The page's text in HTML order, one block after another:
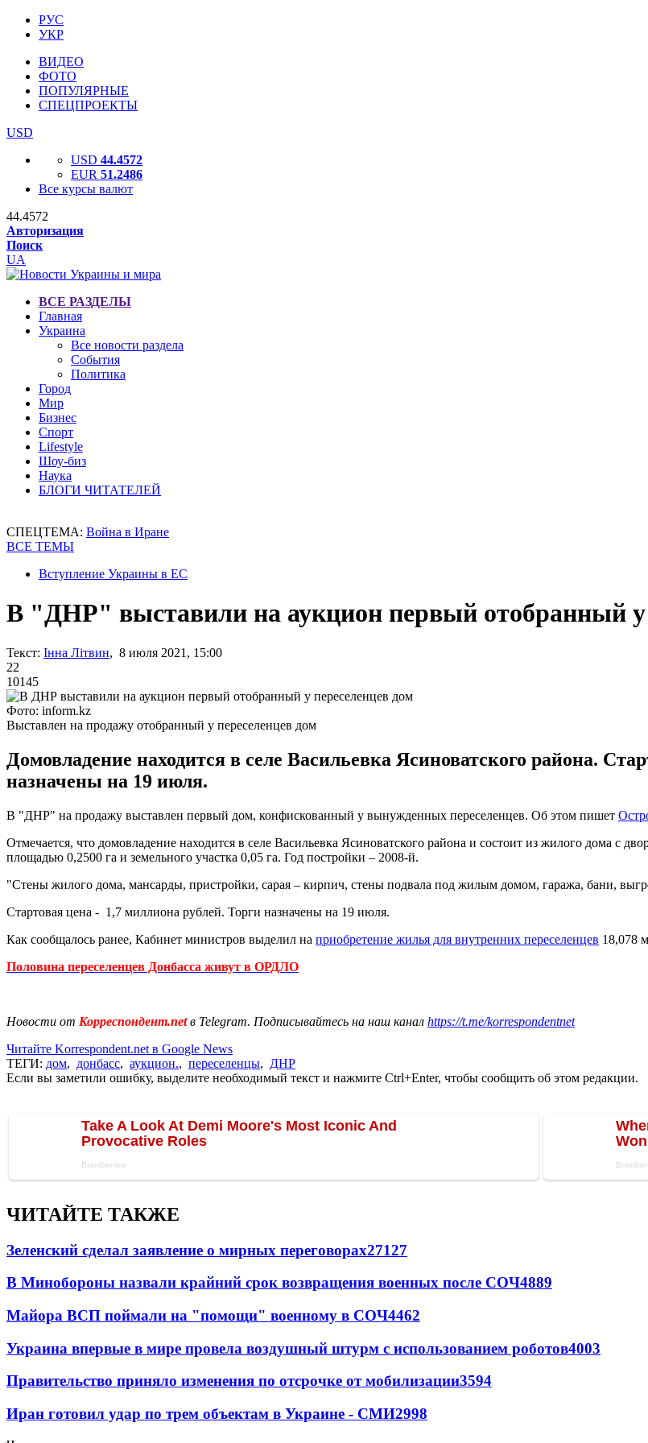
РУС
УКР
ВИДЕО
ФОТО
ПОПУЛЯРНЫЕ
СПЕЦПРОЕКТЫ
USD
USD 44.4572
EUR 51.2486
Все курсы валют
44.4572
Авторизация
Поиск
UA
ВСЕ РАЗДЕЛЫ
Главная
Украина
Все новости раздела
События
Политика
Город
Мир
Бизнес
Спорт
Lifestyle
Шоу-биз
Наука
БЛОГИ ЧИТАТЕЛЕЙ
СПЕЦТЕМА: Война в Иране
ВСЕ ТЕМЫ
Вступление Украины в ЕС
В "ДНР" выставили на аукцион первый отобранный у
Текст: Інна Літвин, 8 июля 2021, 15:00
22
10145
Фото: inform.kz
Выставлен на продажу отобранный у переселенцев дом
Домовладение находится в селе Васильевка Ясиноватского района.
назначены на 19 июля.
В "ДНР" на продажу выставлен первый дом, конфискованный у вынужденных переселенцев. Об этом пишет
Отмечается, что домовладение находится в селе Васильевка Ясиноватского района и состоит из жилого дома с
площадью 0,2500 га и земельного участка 0,05 га. Год постройки – 2008-й.
"Стены жилого дома, мансарды, пристройки, сарая – кирпич, стены подвала под жилым домом, гаража, бани,
Стартовая цена - 1,7 миллиона рублей. Торги назначены на 19 июля.
Как сообщалось ранее, Кабинет министров выделил на приобретение жилья для внутренних переселенцев 18,078
Половина переселенцев Донбасса живут в ОРДЛО
Новости от Корреспондент.netв Telegram. Подписывайтесь на наш канал https://t.me/korrespondentnet
Читайте Korrespondent.net в Google News
ТЕГИ: дом, донбасс, аукцион., переселенцы, ДНР
Если вы заметили ошибку, выделите необходимый текст и нажмите Ctrl+Enter, чтобы сообщить об этом редакции.
ЧИТАЙТЕ ТАКЖЕ
Зеленский сделал заявление о мирных переговорах27127
В Минобороны назвали крайний срок возвращения военных после СОЧ4889
Майора ВСП поймали на "помощи" военному в СОЧ4462
Украина впервые в мире провела воздушный штурм с использованием роботов4003
Правительство приняло изменения по отсрочке от мобилизации3594
Иран готовил удар по трем объектам в Украине - СМИ2998